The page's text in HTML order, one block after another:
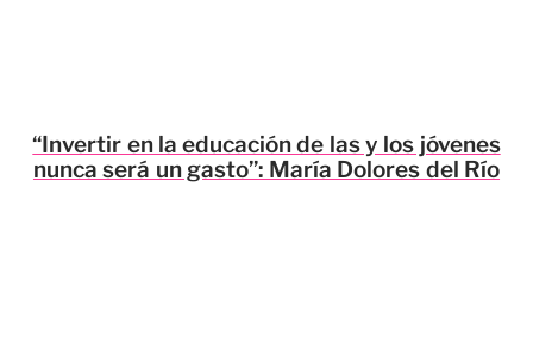
“Invertir en la educación de las y los jóvenes
nunca será un gasto”: María Dolores del Río